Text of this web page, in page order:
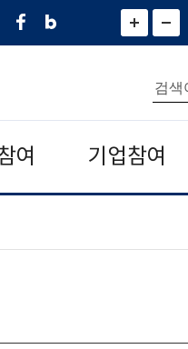
페
네
그
)
화
면
면
소
통
합
검
색
여 기업참여